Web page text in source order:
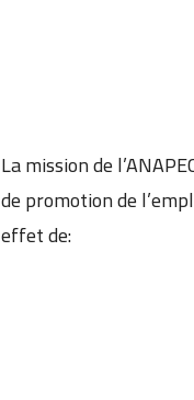
La mission de
de promotion de
effet de: